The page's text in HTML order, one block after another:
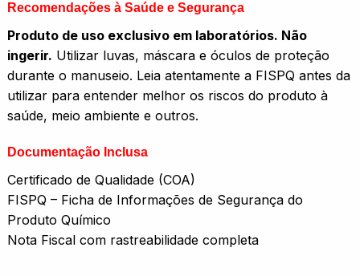
Recomendações à Saúde e Segurança
Produto de uso exclusivo em laboratórios. Não
ingerir. Utilizar luvas, máscara e óculos de proteção
durante o manuseio. Leia atentamente a FISPQ antes da
utilizar para entender melhor os riscos do produto à
saúde, meio ambiente e outros.
Documentação Inclusa
Certificado de Qualidade (COA)
FISPQ – Ficha de Informações de Segurança do
Produto Químico
Nota Fiscal com rastreabilidade completa